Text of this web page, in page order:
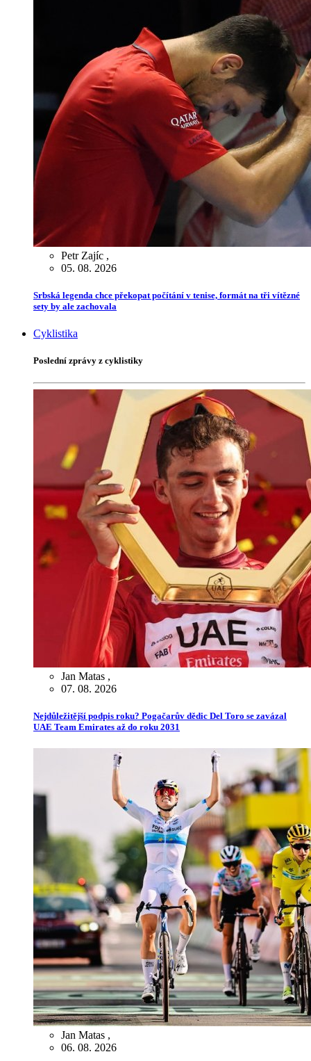
Petr Zajíc ,
05. 08. 2026
Srbská legenda chce překopat počítání v tenise, formát na tři vítězné
sety by ale zachovala
Cyklistika
Poslední zprávy z cyklistiky
Jan Matas ,
07. 08. 2026
Nejdůležitější podpis roku? Pogačarův dědic Del Toro se zavázal
UAE Team Emirates až do roku 2031
Jan Matas ,
06. 08. 2026